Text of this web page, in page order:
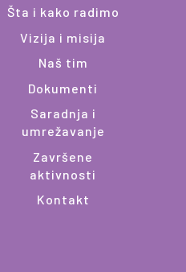
Šta i kako radimo
Vizija i misija
Naš tim
Dokumenti
Saradnja i
umrežavanje
Završene
aktivnosti
Kontakt